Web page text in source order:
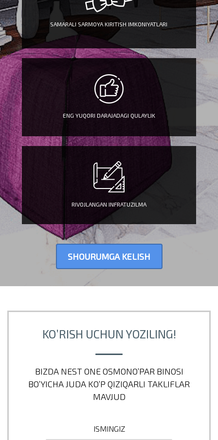
SAMARALI SARMOYA KIRITISH IMKONIYATLARI
ENG YUQORI DARAJADAGI QULAYLIK
RIVOJLANGAN INFRATUZILMA
SHOURUMGA KELISH
KO’RISH UCHUN YOZILING!
BIZDA NEST ONE OSMONO’PAR BINOSI
BO’YICHA JUDA KO’P QIZIQARLI TAKLIFLAR
MAVJUD
ISMINGIZ